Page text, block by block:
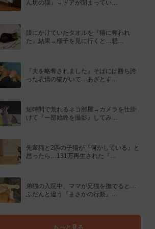
ん坊の猫』→ドアが閉まってい…
膝にかけていたタオルを『猫に奪われ
た』結果→様子を見に行くと…想…
『夫を略奪されました』そばには勝ち誇
った表情の猫がいて…あざとす…
短時間で荒れるネコ部屋→カメラを仕掛
けて『一部始終を撮影』してみ…
先輩猫と2匹の子猫が『何かしている』と
思ったら…131万再生された『…
弟猫の入院中、ママが兄猫を撫でると…
ふだんと違う『まさかの行動』…
もっと見る